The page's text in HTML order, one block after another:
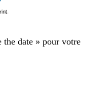
the date » pour votre